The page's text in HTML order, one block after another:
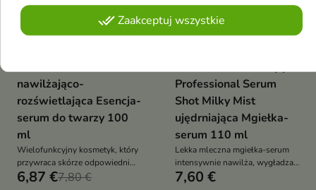

nawilżająco-
rozświetlająca Esencja-
serum do twarzy 100
ml
Wielofunkcyjny kosmetyk, który
przywraca skórze odpowiedni
poziom nawilżenia, wspiera
6,87 €7,80 €
Professional Serum
Shot Milky Mist
ujędrniająca Mgiełka-
serum 110 ml
Lekka mleczna mgiełka-serum
intensywnie nawilża, wygładza i
przywraca cerze świeży,
7,60 €
done_allZaakceptuj wszystkie